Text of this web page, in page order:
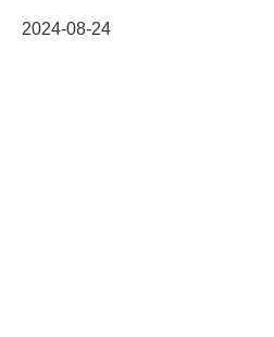
2024-08-24